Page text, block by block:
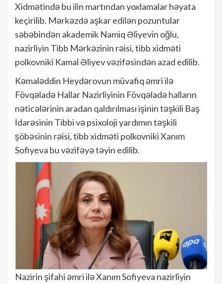
Xidmətində bu ilin martından yoxlamalar həyata
keçirilib. Mərkəzdə aşkar edilən pozuntular
səbəbindən akademik Namiq Əliyevin oğlu,
nazirliyin Tibb Mərkəzinin rəisi, tibb xidməti
polkovniki Kamal Əliyev vəzifəsindən azad edilib.
Kəmaləddin Heydərovun müvafiq əmri ilə
Fövqəladə Hallar Nazirliyinin Fövqəladə halların
nəticələrinin aradan qaldırılması işinin təşkili Baş
İdarəsinin Tibbi və psixoloji yardımın təşkili
şöbəsinin rəisi, tibb xidməti polkovniki Xanım
Sofiyeva bu vəzifəyə təyin edilib.
Nazirin şifahi əmri ilə Xanım Sofiyeva nazirliyin